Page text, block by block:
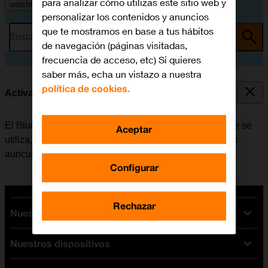
watchOS 11
Busca por problema o tema
Activar o desactivar el Bluetooth
El Bluetooth es una forma de conexión inalámbrica que se
utiliza, por ejemplo, para establecer conexión con unos
auriculares inalámbricos o un teclado.
Nuestras tarifas
Tarifas Orange
Tarifas fibra y móvil
Nuestros dispositivos
personalizar los contenidos y anuncios
que te mostramos en base a tus hábitos
de navegación (páginas visitadas,
frecuencia de acceso, etc) Si quieres
saber más, echa un vistazo a nuestra
política de cookies.
Configurar
Rechazar
Aceptar